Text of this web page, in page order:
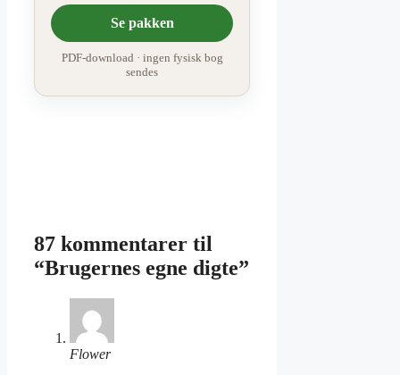
Se pakken
PDF-download · ingen fysisk bog
sendes
87 kommentarer til
“Brugernes egne digte”
Flower